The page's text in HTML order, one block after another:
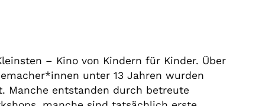
– Kino von Kindern für Kinder. Über
unter 13 Jahren wurden
Manche entstanden durch betreute